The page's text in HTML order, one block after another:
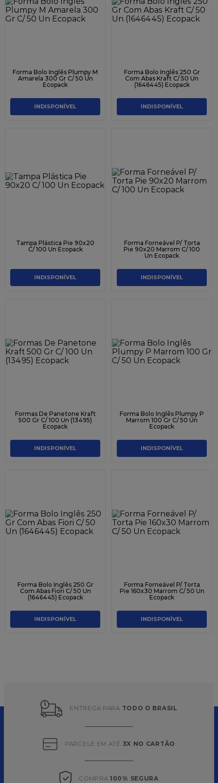
Forma Bolo Inglês Plumpy M
Amarela 300 Gr C/ 50 Un
Ecopack
INDISPONÍVEL
Forma Bolo Inglês 250 Gr
Com Abas Kraft C/ 50 Un
(1646445) Ecopack
INDISPONÍVEL
Tampa Plástica Pie 90x20
C/ 100 Un Ecopack
INDISPONÍVEL
Forma Forneável P/ Torta
Pie 90x20 Marrom C/ 100
Un Ecopack
INDISPONÍVEL
Formas De Panetone Kraft
500 Gr C/ 100 Un (13495)
Ecopack
INDISPONÍVEL
Forma Bolo Inglês Plumpy P
Marrom 100 Gr C/ 50 Un
Ecopack
INDISPONÍVEL
Forma Bolo Inglês 250 Gr
Com Abas Fiori C/ 50 Un
(1646445) Ecopack
INDISPONÍVEL
Forma Forneável P/ Torta
Pie 160x30 Marrom C/ 50 Un
Ecopack
INDISPONÍVEL
ENTREGA PARA TODO O BRASIL
PARCELE EM ATÉ 3X NO CARTÃO
COMPRA 100% SEGURA